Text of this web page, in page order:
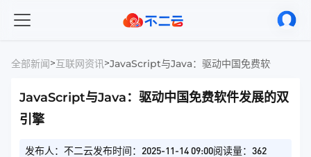
全部新闻>互联网资讯>JavaScript与Java：驱动中国免费软件发展的
JavaScript与Java：驱动中国免费软件发展的双
引擎
发布人：不二云发布时间：2025-11-14 09:00阅读量：362